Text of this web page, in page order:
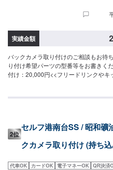
実績金額
バックカメラ取り付けのご相談もお待
り付け希望パーツの型番等をお書きく
付け：20,000円<<フリードリンクや
車体整備士が1名と、多数の従業員が
2位
セルフ港南台SS / 昭和
クカメラ取り付け (持ち
代車OK カードOK 電子マネーOK QR決済